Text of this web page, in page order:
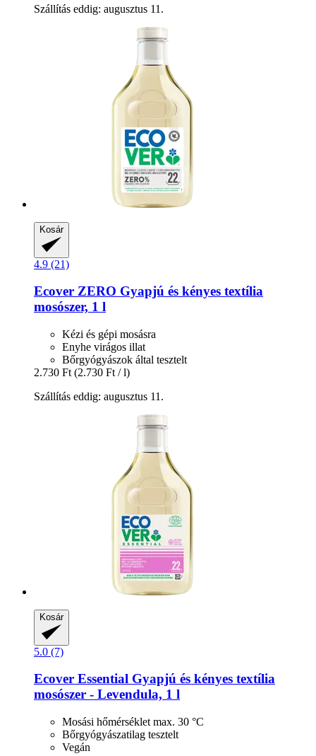
Szállítás eddig: augusztus 11.
Kosár
4.9 (21)
Ecover ZERO Gyapjú és kényes textília
mosószer, 1 l
Kézi és gépi mosásra
Enyhe virágos illat
Bőrgyógyászok által tesztelt
2.730 Ft (2.730 Ft / l)
Szállítás eddig: augusztus 11.
Kosár
5.0 (7)
Ecover Essential Gyapjú és kényes textília
mosószer -​ Levendula, 1 l
Mosási hőmérséklet max. 30 °C
Bőrgyógyászatilag tesztelt
Vegán